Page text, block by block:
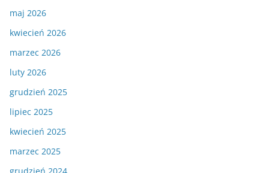
maj 2026
kwiecień 2026
marzec 2026
luty 2026
grudzień 2025
lipiec 2025
kwiecień 2025
marzec 2025